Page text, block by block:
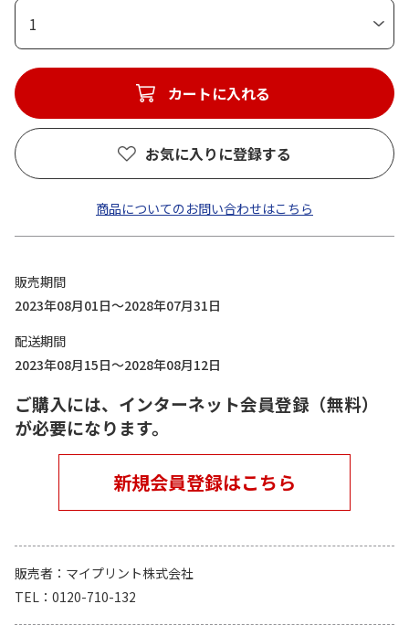
1
カートに入れる
お気に入りに登録する
商品についてのお問い合わせはこちら
販売期間
2023年08月01日～2028年07月31日
配送期間
2023年08月15日～2028年08月12日
ご購入には、インターネット会員登録（無料）
が必要になります。
新規会員登録はこちら
販売者
マイプリント株式会社
TEL
0120-710-132